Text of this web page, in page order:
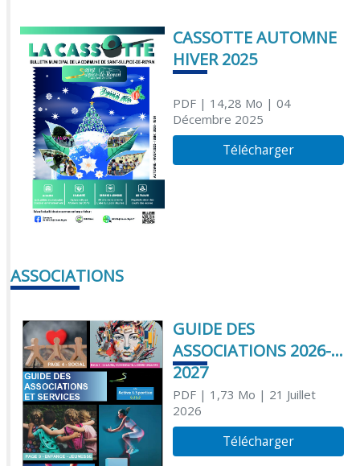
CASSOTTE AUTOMNE
HIVER 2025
PDF| 14,28 Mo | 04
Décembre 2025
Télécharger
ASSOCIATIONS
GUIDE DES
ASSOCIATIONS 2026-
2027
PDF| 1,73 Mo | 21 Juillet
2026
Télécharger